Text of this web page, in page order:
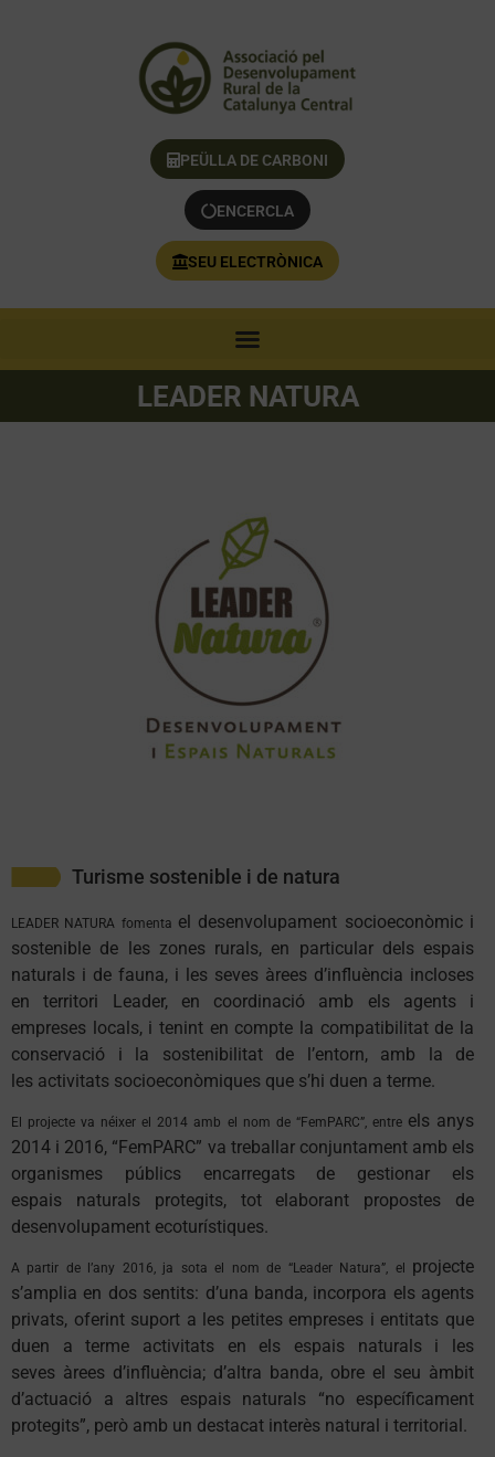
PEÜLLA DE CARBONI
ENCERCLA
SEU ELECTRÒNICA
LEADER NATURA
Turisme sostenible i de natura
LEADER NATURA fomenta el desenvolupament socioeconòmic i
sostenible de les zones rurals, en particular dels espais
naturals i de fauna, i les seves àrees d’influència incloses
en territori Leader, en coordinació amb els agents i
empreses locals, i tenint en compte la compatibilitat de la
conservació i la sostenibilitat de l’entorn, amb la de
les activitats socioeconòmiques que s’hi duen a terme.
El projecte va néixer el 2014 amb el nom de “FemPARC”, entre els anys
2014 i 2016, “FemPARC” va treballar conjuntament amb els
organismes públics encarregats de gestionar els
espais naturals protegits, tot elaborant propostes de
desenvolupament ecoturístiques.
A partir de l’any 2016, ja sota el nom de “Leader Natura”, el projecte
s’amplia en dos sentits: d’una banda, incorpora els agents
privats, oferint suport a les petites empreses i entitats que
duen a terme activitats en els espais naturals i les
seves àrees d’influència; d’altra banda, obre el seu àmbit
d’actuació a altres espais naturals “no específicament
protegits”, però amb un destacat interès natural i territorial.